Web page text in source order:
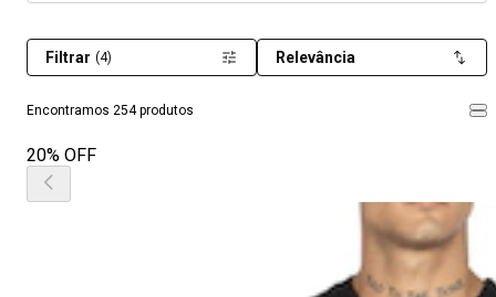
Encontramos 254 produtos
Filtrar (4) Relevância
20% OFF